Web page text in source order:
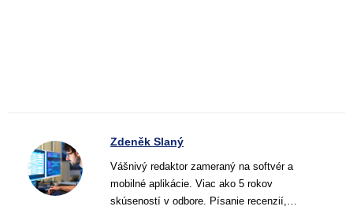
Zdeněk Slaný
Vášnivý redaktor zameraný na softvér a
mobilné aplikácie. Viac ako 5 rokov
skúseností v odbore. Písanie recenzií,